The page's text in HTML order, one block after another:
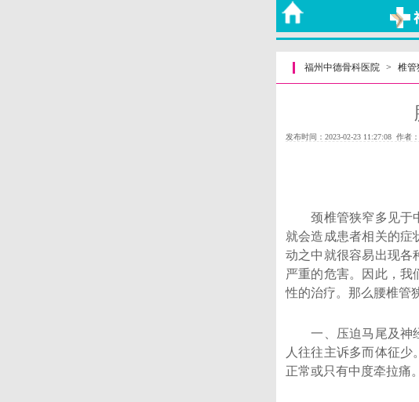
福州中德骨科医院 > 椎管
发布时间：2023-02-23 11:27:08 作者
颈椎管狭窄多见于中
就会造成患者相关的症
动之中就很容易出现各
严重的危害。因此，我
性的治疗。那么腰椎管
一、压迫马尾及神经
人往往主诉多而体征
正常或只有中度牵拉痛